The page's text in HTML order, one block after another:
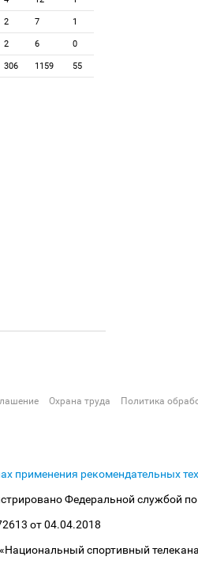
2 7 1
2 6 0
306 1159 55
Охрана труда Политика
применения рекомендательных
Федеральной службой по
от 04.04.2018
спортивный